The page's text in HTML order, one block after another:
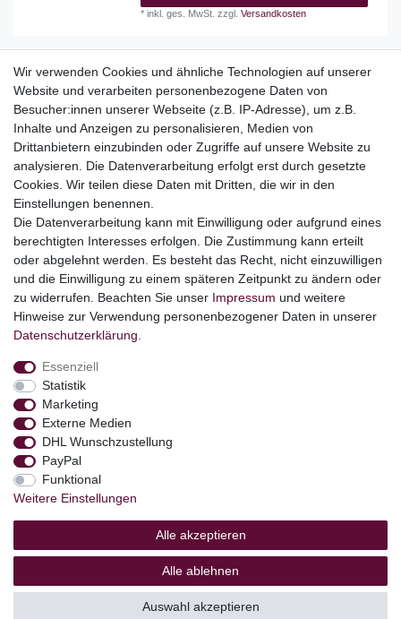
*inkl. ges. MwSt. zzgl.Versandkosten
Top Kategorien
Themen
Ostern
Angebote
stark reduzierte B-Ware
Kundenservice
Versand & Lieferung
Impressum
Barrierefreiheitserklärung
Vertrag widerrufen
Wir verwenden Cookies und ähnliche Technologien auf unserer
Website und verarbeiten personenbezogene Daten von
Besucher:innen unserer Webseite (z.B. IP-Adresse), um z.B.
Inhalte und Anzeigen zu personalisieren, Medien von
Drittanbietern einzubinden oder Zugriffe auf unsere Website zu
analysieren. Die Datenverarbeitung erfolgt erst durch gesetzte
Cookies. Wir teilen diese Daten mit Dritten, die wir in den
Einstellungen benennen.
Die Datenverarbeitung kann mit Einwilligung oder aufgrund eines
berechtigten Interesses erfolgen. Die Zustimmung kann erteilt
oder abgelehnt werden. Es besteht das Recht, nicht einzuwilligen
und die Einwilligung zu einem späteren Zeitpunkt zu ändern oder
zu widerrufen. Beachten Sie unser Impressum und weitere
Hinweise zur Verwendung personenbezogener Daten in unserer
Daten­schutz­erklärung
Essenziell
Statistik
Marketing
Externe Medien
DHL Wunschzustellung
PayPal
Funktional
Weitere Einstellungen
Alle akzeptieren
Alle ablehnen
Auswahl akzeptieren